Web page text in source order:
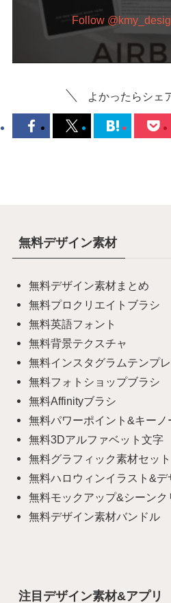
Follow
よかったらシェ
無料デザイン素材
無料デザイン素材まとめ
無料プロクリエイトブラシ
無料英語フォント
無料背景テクスチャ
無料インスタグラムテンプレ
無料フォトショップブラシ
無料Affinityブラシ
無料パワーポイント&キーノ
無料3Dアルファベット文字
無料グラフィック素材セット
無料ハロウィンイラスト&デ
無料モックアップ&シーンク
無料デザイン素材バンドル
注目デザイン素材&アプリ